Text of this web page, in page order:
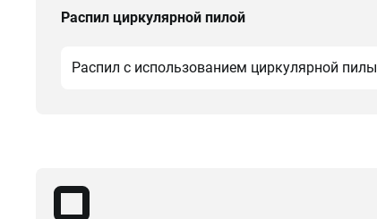
Распил циркулярной пилой
Распил с использованием циркулярной пилы